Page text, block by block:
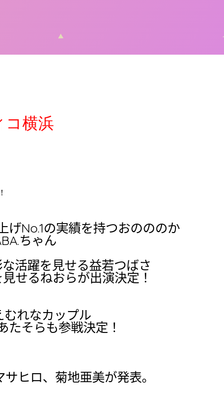
コ横浜
げNo.1の実績を持つおのののか
ちゃん
活躍を見せる益若つばさ
せるねおらが出演決定！
れなカップル
たそらも参戦決定！
ヒロ、菊地亜美が発表。